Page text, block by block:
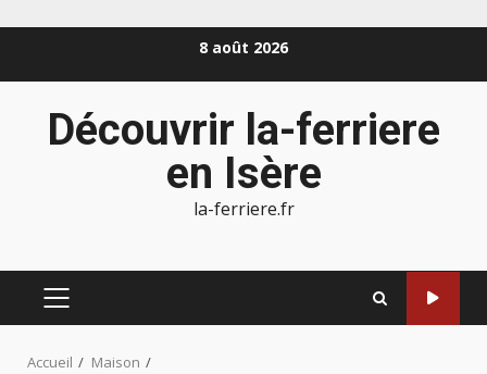
8 août 2026
Découvrir la-ferriere
en Isère
la-ferriere.fr
MENU
Accueil
Maison